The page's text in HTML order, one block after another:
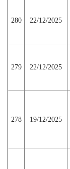
280 22/12/2025
279 22/12/2025
278 19/12/2025